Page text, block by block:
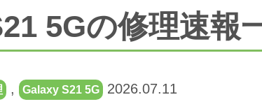
5Gの修理速報
, Galaxy S21 5G 2026.07.11